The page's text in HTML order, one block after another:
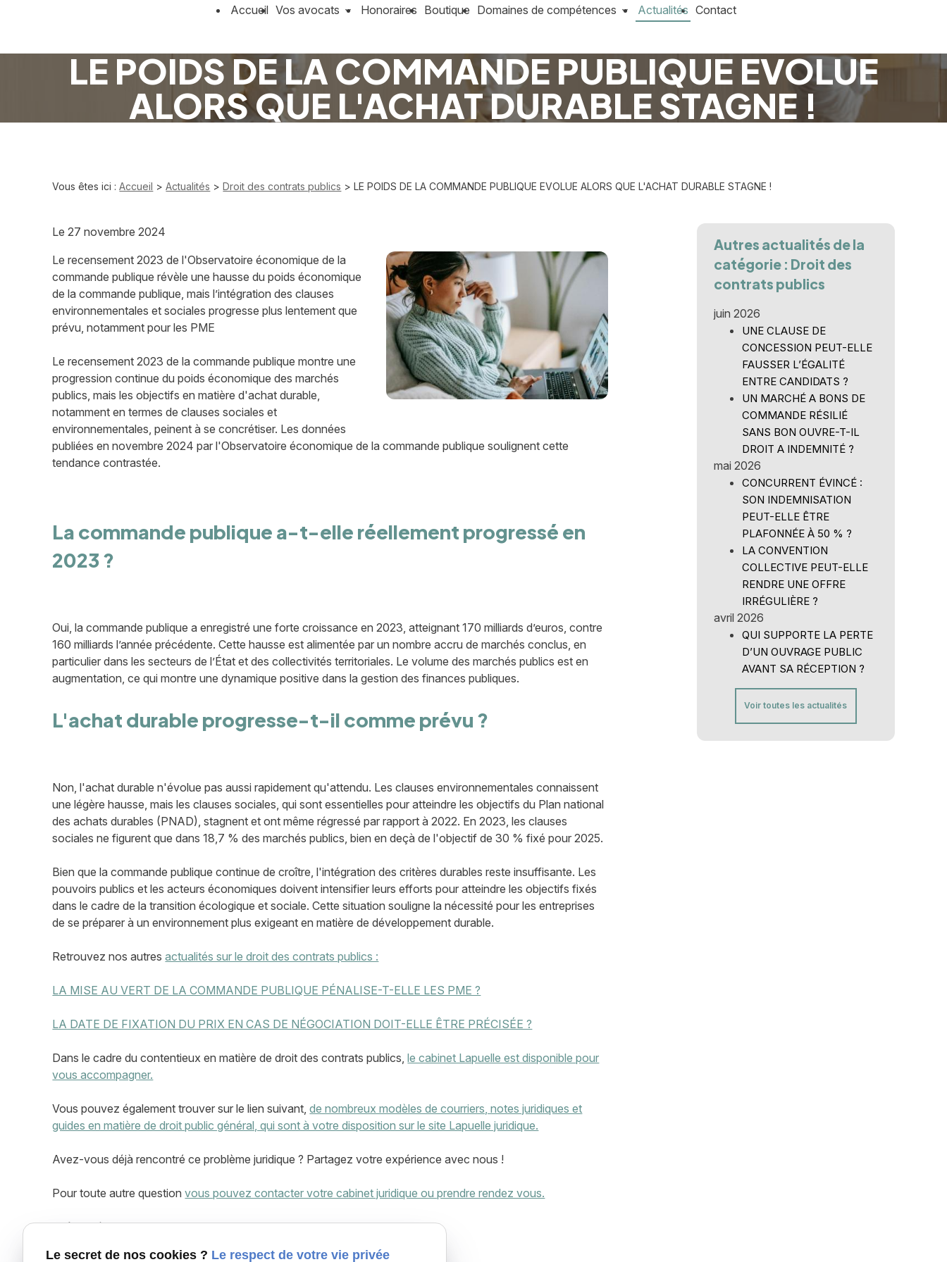
Accueil Vos avocats Honoraires Boutique Domaines de compétences Actualités Contact
LE POIDS DE LA COMMANDE PUBLIQUE EVOLUE
ALORS QUE L'ACHAT DURABLE STAGNE !
Vous êtes ici : Accueil >Actualités >Droit des contrats publics > LE POIDS DE LA COMMANDE PUBLIQUE EVOLUE ALORS QUE L'ACHAT DURABLE STAGNE !
Le27 novembre 2024
Le recensement 2023 de l'Observatoire économique de la
commande publique révèle une hausse du poids économique
de la commande publique, mais l’intégration des clauses
environnementales et sociales progresse plus lentement que
prévu, notamment pour les PME
Le recensement 2023 de la commande publique montre une
progression continue du poids économique des marchés
publics, mais les objectifs en matière d'achat durable,
notamment en termes de clauses sociales et
environnementales, peinent à se concrétiser. Les données
publiées en novembre 2024 par l'Observatoire économique de la commande publique soulignent cette
tendance contrastée.
La commande publique a-t-elle réellement progressé en
2023 ?
Oui, la commande publique a enregistré une forte croissance en 2023, atteignant 170 milliards d’euros, contre
160 milliards l’année précédente. Cette hausse est alimentée par un nombre accru de marchés conclus, en
particulier dans les secteurs de l’État et des collectivités territoriales. Le volume des marchés publics est en
augmentation, ce qui montre une dynamique positive dans la gestion des finances publiques.
L'achat durable progresse-t-il comme prévu ?
Non, l'achat durable n'évolue pas aussi rapidement qu'attendu. Les clauses environnementales connaissent
une légère hausse, mais les clauses sociales, qui sont essentielles pour atteindre les objectifs du Plan national
des achats durables (PNAD), stagnent et ont même régressé par rapport à 2022. En 2023, les clauses
sociales ne figurent que dans 18,7 % des marchés publics, bien en deçà de l'objectif de 30 % fixé pour 2025.
Bien que la commande publique continue de croître, l'intégration des critères durables reste insuffisante. Les
pouvoirs publics et les acteurs économiques doivent intensifier leurs efforts pour atteindre les objectifs fixés
dans le cadre de la transition écologique et sociale. Cette situation souligne la nécessité pour les entreprises
de se préparer à un environnement plus exigeant en matière de développement durable.
Retrouvez nos autresactualités sur le droit des contrats publics :
LA MISE AU VERT DE LA COMMANDE PUBLIQUE PÉNALISE-T-ELLE LES PME ?
LA DATE DE FIXATION DU PRIX EN CAS DE NÉGOCIATION DOIT-ELLE ÊTRE PRÉCISÉE ?
Dans le cadre du contentieux en matière de droit des contrats publics,le cabinet Lapuelle est disponible pour
vous accompagner.
Vous pouvez également trouver sur le lien suivant,de nombreux modèles de courriers, notes juridiques et
guides en matière de droit public général, qui sont à votre disposition sur le site Lapuelle juridique.
Avez-vous déjà rencontré ce problème juridique ? Partagez votre expérience avec nous !
Pour toute autre questionvous pouvez contacter votre cabinet juridique ou prendre rendez vous.
Maître Clémence LAPUELLE - 38 rue Alsace-Lorraine - 31000 TOULOUSE
Autres actualités de la
catégorie : Droit des
contrats publics
juin 2026
UNE CLAUSE DE
CONCESSION PEUT-ELLE
FAUSSER L’ÉGALITÉ
ENTRE CANDIDATS ?
UN MARCHÉ A BONS DE
COMMANDE RÉSILIÉ
SANS BON OUVRE-T-IL
DROIT A INDEMNITÉ ?
mai 2026
CONCURRENT ÉVINCÉ :
SON INDEMNISATION
PEUT-ELLE ÊTRE
PLAFONNÉE À 50 % ?
LA CONVENTION
COLLECTIVE PEUT-ELLE
RENDRE UNE OFFRE
IRRÉGULIÈRE ?
avril 2026
QUI SUPPORTE LA PERTE
D’UN OUVRAGE PUBLIC
AVANT SA RÉCEPTION ?
Voir toutes les actualités
Le secret de nos cookies ? Le respect de votre vie privée